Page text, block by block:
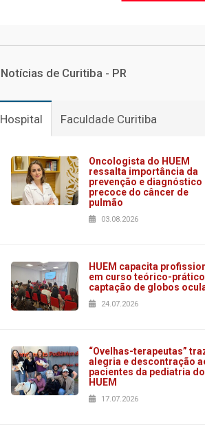
Notícias de Curitiba - PR
Hospital Faculdade Curitiba
Oncologista do HUEM
ressalta importância da
prevenção e diagnóstico
precoce do câncer de
pulmão
03.08.2026
HUEM capacita
em curso teórico-
captação de globos
24.07.2026
“Ovelhas-terapeutas”
alegria e descontração
pacientes da pediatria do
HUEM
17.07.2026